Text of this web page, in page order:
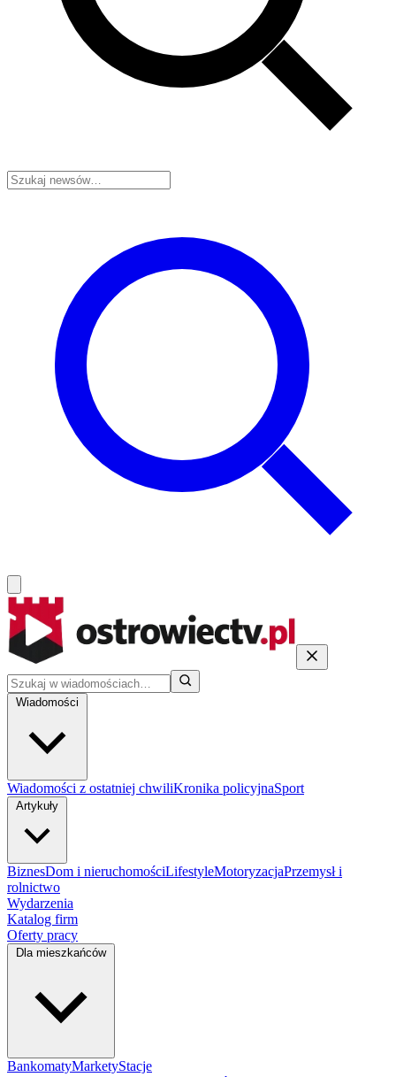
Wiadomości
Wiadomości z ostatniej chwiliKronika policyjnaSport
Artykuły
BiznesDom i nieruchomościLifestyleMotoryzacjaPrzemysł i
rolnictwo
Wydarzenia
Katalog firm
Oferty pracy
Dla mieszkańców
BankomatyMarketyStacje